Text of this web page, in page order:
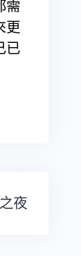
需
更
已
夜